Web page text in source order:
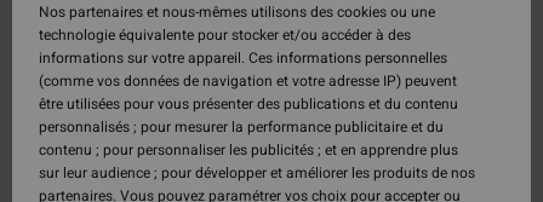
Nos partenaires et nous-mêmes utilisons des cookies ou une
technologie équivalente pour stocker et/ou accéder à des
informations sur votre appareil. Ces informations personnelles
(comme vos données de navigation et votre adresse IP) peuvent
être utilisées pour vous présenter des publications et du contenu
personnalisés ; pour mesurer la performance publicitaire et du
contenu ; pour personnaliser les publicités ; et en apprendre plus
sur leur audience ; pour développer et améliorer les produits de nos
partenaires. Vous pouvez paramétrer vos choix pour accepter ou